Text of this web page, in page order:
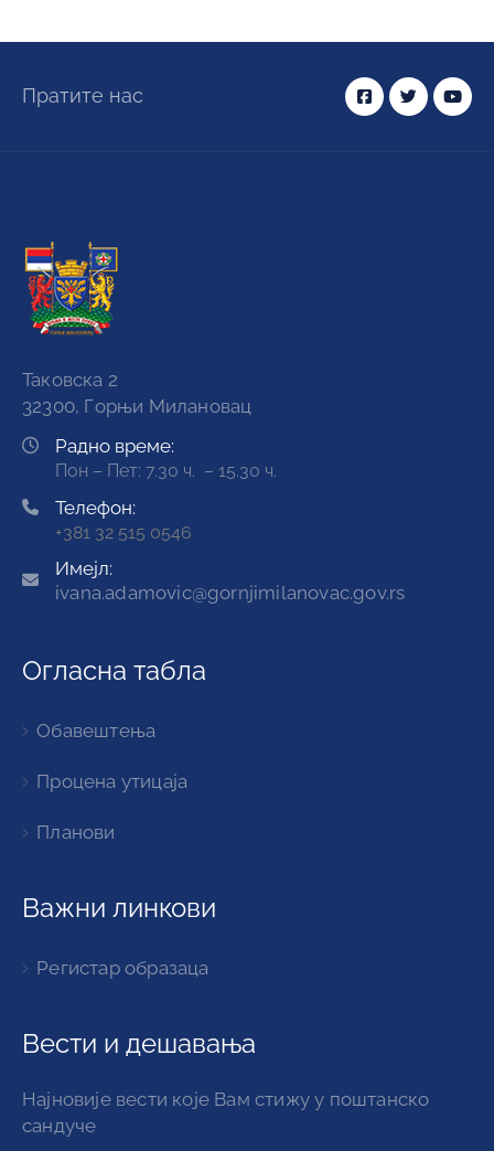
Пратите нас
Таковска 2
32300, Горњи Милановац
Радно време:
Пон – Пет: 7.30 ч. – 15.30 ч.
Телефон:
+381 32 515 0546
Имејл:
ivana.adamovic@gornjimilanovac.gov.rs
Огласна табла
Обавештења
Процена утицаја
Планови
Важни линкови
Регистар образаца
Вести и дешавања
Најновије вести које Вам стижу у поштанско
сандуче